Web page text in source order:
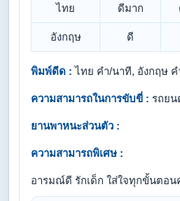
ไทย ดีมาก
อังกฤษ ดี
พิมพ์ดีด : ไทย คำ/นาที, อังกฤษ ค
ความสามารถในการขับขี่ : รถยน
ยานพาหนะส่วนตัว :
ความสามารถพิเศษ :
อารมณ์ดี รักเด็ก ใส่ใจทุกขั้นตอน